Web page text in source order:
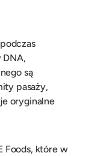
DNA,
są
pasaży,
oryginalne
Foods, które w